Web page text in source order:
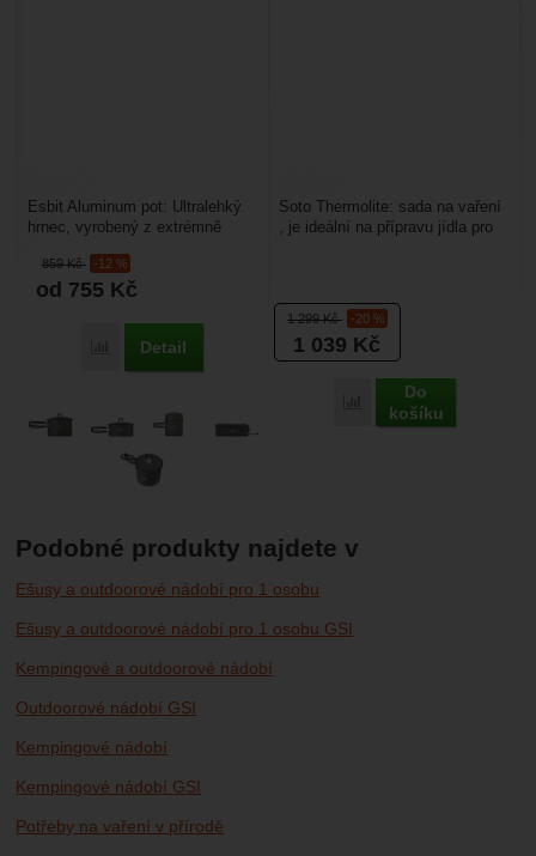
859Kč -12 %
od 755 Kč
Porovnat
Detail
Esbit Aluminum pot: Ultralehký
hrnec, vyrobený z extrémně
hliníku s pokličkou...
1 299Kč -20 %
1 039 Kč
Porovnat
Do
košíku
Soto Thermolite: sada na vaření
, je ideální na přípravu jídla pro
Podobné produkty najdete v
Ešusy a outdoorové nádobí pro 1 osobu
Ešusy a outdoorové nádobí pro 1 osobu GSI
Kempingové a outdoorové nádobí
Outdoorové nádobí GSI
Kempingové nádobí
Kempingové nádobí GSI
Potřeby na vaření v přírodě